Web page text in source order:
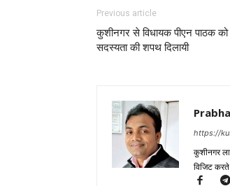
Previous article
कुशीनगर से विधायक पीएन पाठक को
सदस्यता की शपथ दिलायी
https://
कुशीनगर
विजिट